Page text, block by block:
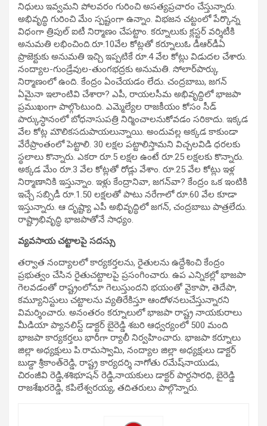
నిధులు ఇవ్వమని పోలవరం గురించి అసత్యప్రచారం చేస్తున్నారు.
అభివృద్ధి గురించి మేం స్పష్టంగా ఉన్నాం. విభజన చట్టంలో పేర్కొన్న
విధంగా త్రిపుల్‌ ఐటీ నిర్మాణం చేపట్టాం. కర్నూలుకు క్లస్టర్‌ వర్శిటీకి
అనుమతి లభించింది.రూ.10వేల కోట్లతో కర్నూలుఓ డీఆర్‌డీఏ
ప్రాజెక్టుకు అనుమతి ఇచ్చి ఇప్పటికే రూ.4 వేల కోట్లు విడుదల చేశారు.
నంద్యాల-గుండ్రేవుల-తుంగభద్రకు అనుమతి. సోలార్‌పార్కు
నిర్మాణంలో ఉంది. కేంద్రం ఏంచేయడం లేదు. చంద్రబాబు, జగన్‌
ఏమైనా ఇలాంటివి చేశారా? ఎపీ, రాయలసీమ అభివృద్దిలో భాజపా
ప్రముఖంగా పాల్గొంటుంది. ఎమ్మెల్యేల రాజకీయం కోసం సీడ్‌
పార్కుస్ధానంలో బోధనాసుపత్రి నిర్మించాలనుకోవడం సరికాదు. ఇక్కడ
వేల కోట్ల మౌలికసదుపాయలున్నాయి. అందువల్ల అక్కడ కాకుండా
వేరేప్రాంతంలో పెట్టాలి. 30 లక్షల పట్టాలిస్తామని విచ్చలవిడి ధరలకు
స్థలాలు కొన్నారు. ఎకరా రూ.5 లక్షల ఉంటే రూ.25 లక్షలకు కొన్నారు.
అక్కడ మేం రూ.3 వేల కోట్లతో రోడ్లు వేశాం. రూ.25 వేల కోట్లు ఇళ్ల
నిర్మాణానికి ఇస్తున్నాం. ఇళ్లు కేంద్రానివా, జగన్‌వా? కేంద్రం ఒక ఇంటికి
ఇచ్చే సబ్సిడీ రూ.1.50 లక్షలతో పాటు నరేగాలో రూ.60 వేల కూడా
ఇస్తున్నారు. ఆ దృష్ట్యా ఎపీ అభివృద్ధిలో జగన్‌, చంద్రబాబు పాత్రలేదు.
రాష్ట్రాభివృద్ధి భాజపాతోనే సాధ్యం.
వ్యవసాయ చట్టాలపై సదస్సు
తర్వాత నంద్యాలలో కార్యకర్తలను, రైతులను ఉద్దేశించి కేంద్రం
ప్రభుత్వం చేసిన రైతుచట్టాలపై ప్రసంగించారు. ఉప ఎన్నికల్లో భాజపా
గెలవడంతో రాష్ట్రంలోనూ గెలుస్తుందని భయంతో వైకాపా, తెదేపా,
కమ్యూనిస్టులు చట్టాలను వ్యతిరేకిస్తూ ఆందోళనలుచేస్తున్నారని
విమర్శించారు. అనంతరం కర్నూలులో భాజపా రాష్ట్ర నాయకురాలు
మీడియా ప్యానలిస్ట్‌ డాక్టర్‌ బైరెడ్డి శబరి ఆధ్వర్యంలో 500 మంది
భాజపా కార్యకర్తలు భారీగా ర్యాలీ నిర్వహించారు. భాజపా కర్నూలు
జిల్లా అధ్యక్షులు పి.రామస్వామి, నంద్యాల జిల్లా అధ్యక్షులు డాక్టర్‌
బుడ్దా శ్రీకాంత్‌రెడ్డి, రాష్ట్ర కార్యదర్శి నాగోతు రమేష్‌నాయుడు,
చిరంజీవి రెడ్డి,శశిభూషన్ రెడ్డి,నాయకులు డాక్టర్‌ పార్దసారధి, బైరెడ్డి
రాజశేఖరరెడ్డి, కపిలేశ్వరయ్య, తదితరులు పాల్గొన్నారు.